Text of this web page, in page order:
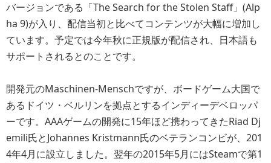
バージョンである「The Search for the Stolen Staff」(Alp
ha 9)が入り、配信当初と比べてコンテンツが大幅に増加し
ています。予定では今年秋に正規版が配信され、日本語も
サポートされるとのことです。
開発元のMaschinen-Menschですが、ボードゲーム大国で
あるドイツ・ベルリンを拠点とするインディーデベロッパ
ーです。AAAゲームの開発に15年ほど携わってきたRiad Dj
emili氏とJohannes Kristmann氏のベテランコンビが、201
4年4月に設立しました。翌年の2015年5月にはSteamで第1